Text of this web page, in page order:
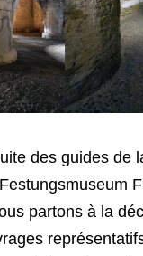
des guides de
partons à la